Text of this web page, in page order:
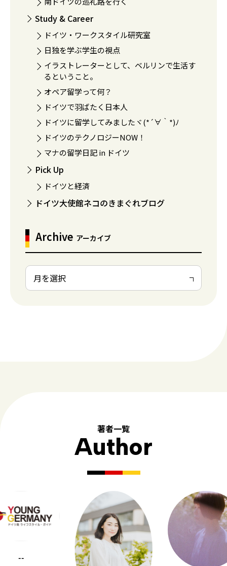
Study & Career
ドイツ・ワークスタイル研究室
日独を学ぶ学生の視点
イラストレーターとして、ベルリンで生活す
るということ。
オペア留学って何？
ドイツで羽ばたく日本人
ドイツに留学してみましたヾ(*´∀｀*)ﾉ
ドイツのテクノロジーNOW！
マナの留学日記 in ドイツ
Pick Up
ドイツと経済
ドイツ大使館ネコのきまぐれブログ
Archive アーカイブ
著者一覧
Author
--